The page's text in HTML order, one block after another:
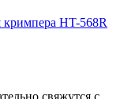
кримпера HT-568R
свяжутся с